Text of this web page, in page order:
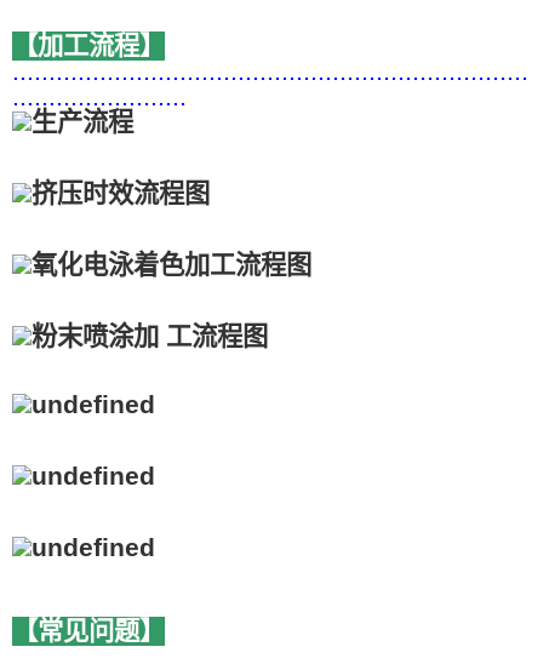
【加工流程】
.......................................................................
........................
【常见问题】